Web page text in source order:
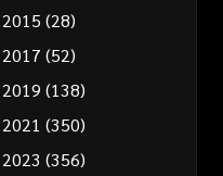
2015 (28)
2017 (52)
2019 (138)
2021 (350)
2023 (356)